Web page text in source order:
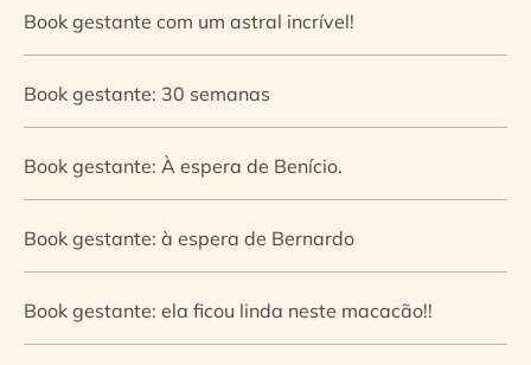
Book gestante com um astral incrível!
Book gestante: 30 semanas
Book gestante: À espera de Benício.
Book gestante: à espera de Bernardo
Book gestante: ela ficou linda neste macacão!!